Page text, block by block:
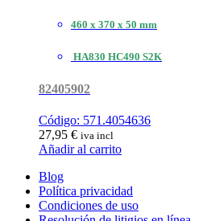
460 x 370 x 50 mm
HA830 HC490 S2K
82405902
Código: 571.4054636
27,95 € iva incl
Añadir al carrito
Blog
Política privacidad
Condiciones de uso